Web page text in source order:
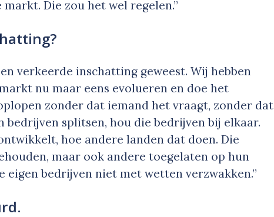
Die zou het wel regelen.”
verkeerde inschatting geweest. Wij hebben
nu maar eens evolueren en doe het
zonder dat iemand het vraagt, zonder dat
bedrijven splitsen, hou die bedrijven bij elkaar.
hoe andere landen dat doen. Die
maar ook andere toegelaten op hun
eigen bedrijven niet met wetten verzwakken.”